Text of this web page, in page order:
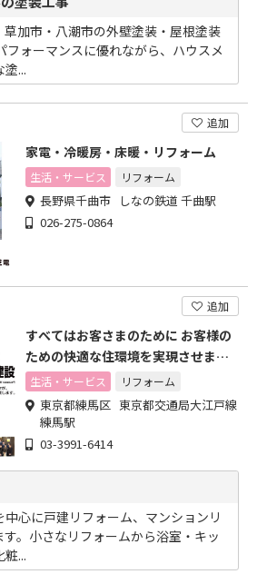
加市・八潮市の外壁塗装・屋根塗装
フォーマンスに優れながら、ハウスメ
...
追加
家電・冷暖房・床暖・リフォーム
生活・サービス リフォーム
長野県千曲市 しなの鉄道 千曲駅
026-275-0864
追加
すべてはお客さまのために お客様の
ための快適な住環境を実現させま
す。
生活・サービス リフォーム
東京都練馬区 東京都交通局大江戸線
練馬駅
03-3991-6414
心に戸建リフォーム、マンションリ
。小さなリフォームから浴室・キッ
...